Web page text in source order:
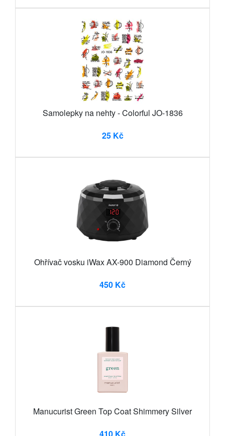
Samolepky na nehty - Colorful JO-1836
25 Kč
Ohřívač vosku iWax AX-900 Diamond Černý
450 Kč
Manucurist Green Top Coat Shimmery Silver
410 Kč